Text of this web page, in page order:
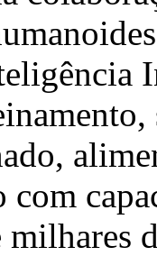
com
milhares